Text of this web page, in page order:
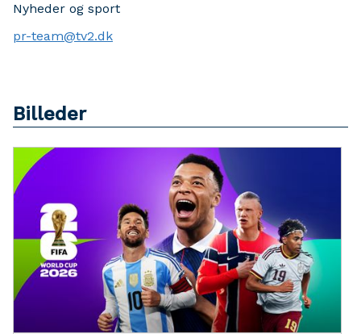
Nyheder og sport
pr-team@tv2.dk
Billeder